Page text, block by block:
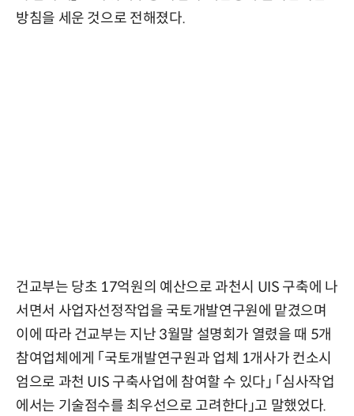
방침을 세운 것으로 전해졌다.
건교부는 당초 17억원의 예산으로 과천시 UIS 구축에 나
서면서 사업자선정작업을 국토개발연구원에 맡겼으며
이에 따라 건교부는 지난 3월말 설명회가 열렸을 때 5개
참여업체에게 「국토개발연구원과 업체 1개사가 컨소시
엄으로 과천 UIS 구축사업에 참여할 수 있다」 「심사작업
에서는 기술점수를 최우선으로 고려한다」고 말했었다.